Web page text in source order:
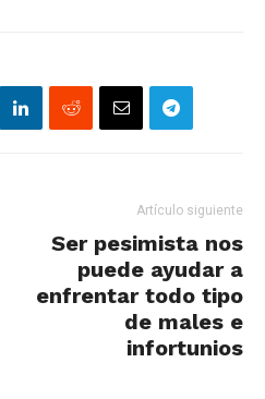
Artículo siguiente
Ser pesimista nos
puede ayudar a
enfrentar todo tipo
de males e
infortunios